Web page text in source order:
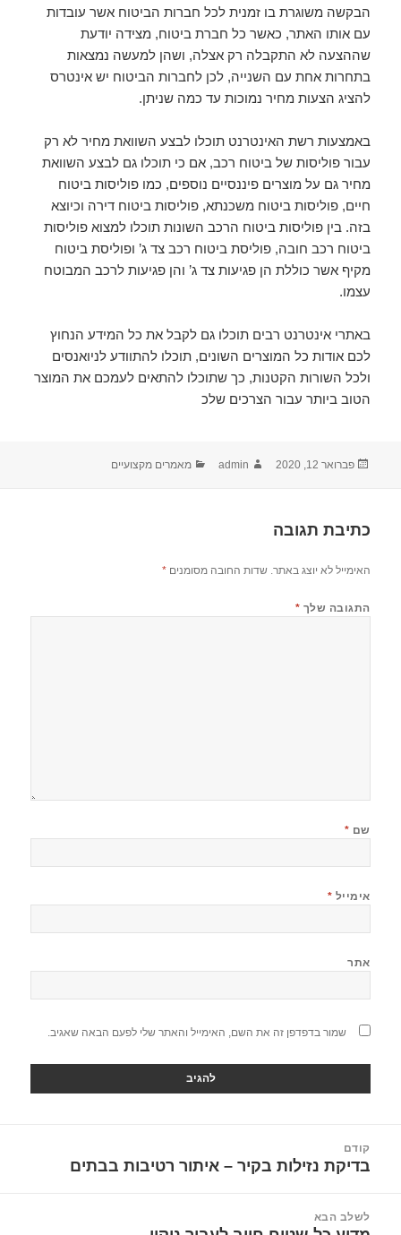
הבקשה משוגרת בו זמנית לכל חברות הביטוח אשר עובדות
עם אותו האתר, כאשר כל חברת ביטוח, מצידה יודעת
שההצעה לא התקבלה רק אצלה, ושהן למעשה נמצאות
בתחרות אחת עם השנייה, לכן לחברות הביטוח יש אינטרס
להציג הצעות מחיר נמוכות עד כמה שניתן.
באמצעות רשת האינטרנט תוכלו לבצע השוואת מחיר לא רק
עבור פוליסות של ביטוח רכב, אם כי תוכלו גם לבצע השוואת
מחיר גם על מוצרים פיננסיים נוספים, כמו פוליסות ביטוח
חיים, פוליסות ביטוח משכנתא, פוליסות ביטוח דירה וכיוצא
בזה. בין פוליסות ביטוח הרכב השונות תוכלו למצוא פוליסות
ביטוח רכב חובה, פוליסת ביטוח רכב צד ג’ ופוליסת ביטוח
מקיף אשר כוללת הן פגיעות צד ג’ והן פגיעות לרכב המבוטח
עצמו.
באתרי אינטרנט רבים תוכלו גם לקבל את כל המידע הנחוץ
לכם אודות כל המוצרים השונים, תוכלו להתוודע לניואנסים
ולכל השורות הקטנות, כך שתוכלו להתאים לעמכם את המוצר
הטוב ביותר עבור הצרכים שלכ
פורסם
פברואר 12, 2020 מחבר
admin קטגוריות
מאמרים מקצועיים
כתיבת תגובה
האימייל לא יוצג באתר. שדות החובה מסומנים*
התגובה שלך *
שם *
אימייל *
אתר
שמור בדפדפן זה את השם, האימייל והאתר שלי לפעם הבאה שאגיב.
קודם
הפוסט
בדיקת נזילות בקיר – איתור רטיבות בבתים
לשלב הבא